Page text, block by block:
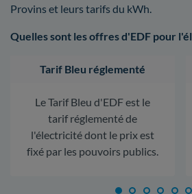
Provins et leurs tarifs du kWh.
Quelles sont les offres d'EDF pour
Tarif Bleu réglementé
Le Tarif Bleu d'EDF est le
tarif réglementé de
l'électricité dont le prix est
fixé par les pouvoirs publics.